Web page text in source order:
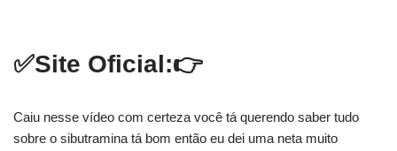
✅Site Oficial:👉
Caiu nesse vídeo com certeza você tá querendo saber tudo
sobre o sibutramina tá bom então eu dei uma neta muito